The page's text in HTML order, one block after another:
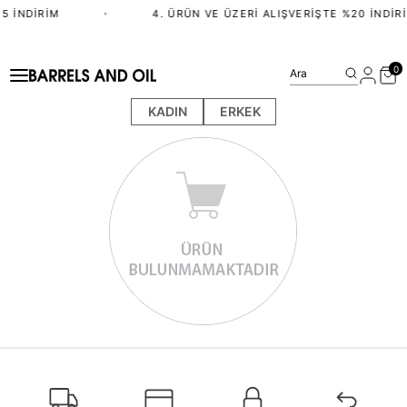
İNDIRIM • 4. ÜRÜN VE ÜZERI ALIŞVERIŞTE %20
KADIN ERKEK
Ara 0